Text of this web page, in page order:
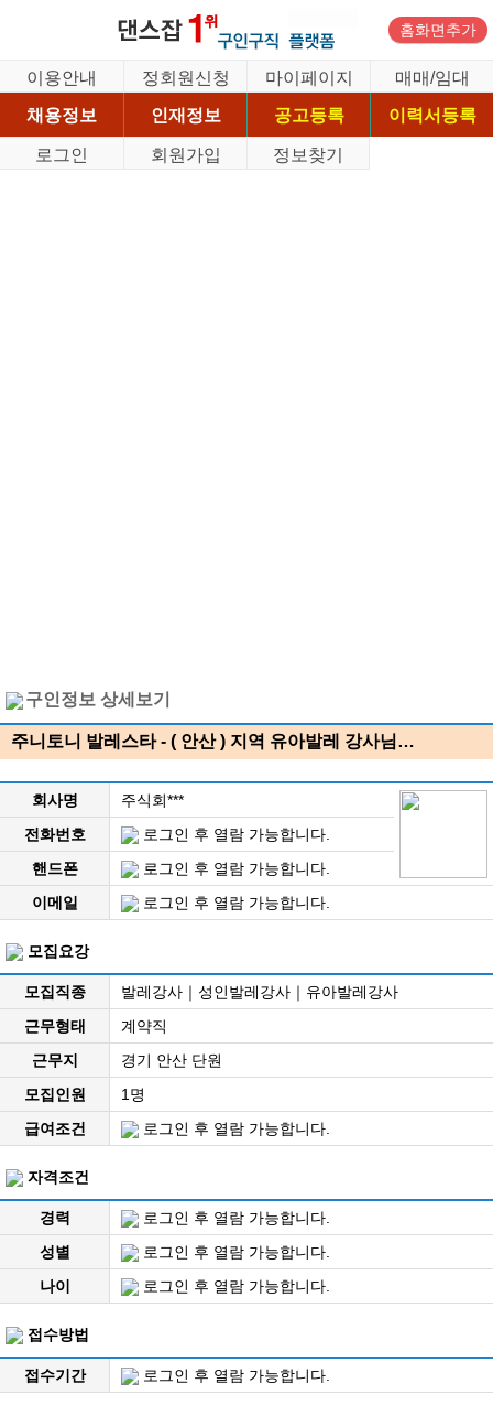
홈화면추가
이용안내 정회원신청 마이페이지
매매/임대
채용정보
인재정보 공고등록
이력서등록
로그인
회원가입 정보찾기
구인정보 상세보기
주니토니 발레스타 - ( 안산 ) 지역 유아발레 강사님…
회사명
주식회***
전화번호
로그인 후 열람 가능합니다.
핸드폰
로그인 후 열람 가능합니다.
이메일
로그인 후 열람 가능합니다.
모집요강
모집직종
발레강사｜성인발레강사｜유아발레강사
근무형태
계약직
근무지
경기 안산 단원
모집인원
1명
급여조건
로그인 후 열람 가능합니다.
자격조건
경력
로그인 후 열람 가능합니다.
성별
로그인 후 열람 가능합니다.
나이
로그인 후 열람 가능합니다.
접수방법
접수기간 로그인 후 열람 가능합니다.